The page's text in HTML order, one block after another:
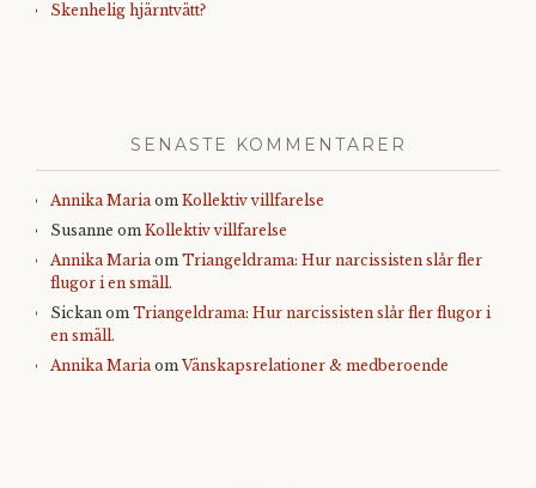
Skenhelig hjärntvätt?
SENASTE KOMMENTARER
Annika Mariaom Kollektiv villfarelse
Susanne om Kollektiv villfarelse
Annika Mariaom Triangeldrama: Hur narcissisten slår fler
flugor i en smäll.
Sickan om Triangeldrama: Hur narcissisten slår fler flugor i
en smäll.
Annika MariaomVänskapsrelationer & medberoende